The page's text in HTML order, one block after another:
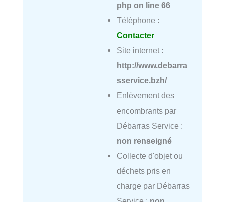
php on line 66
Téléphone :
Contacter
Site internet :
http://www.debarra
sservice.bzh/
Enlèvement des
encombrants par
Débarras Service :
non renseigné
Collecte d'objet ou
déchets pris en
charge par Débarras